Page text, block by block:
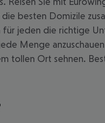
besten Domizile
für jeden die richtige
Menge
tollen Ort sehnen.